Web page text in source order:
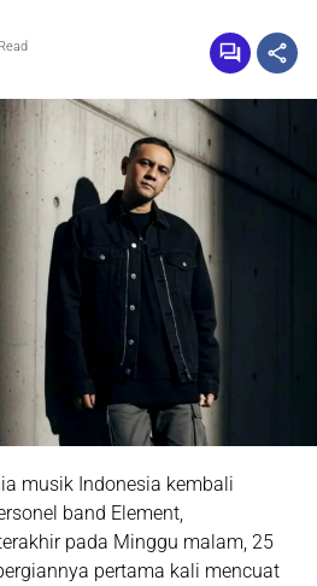
musik Indonesia kembali
band Element,
pada Minggu malam, 25
pertama kali mencuat